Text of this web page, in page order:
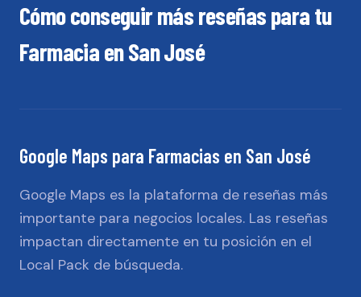
Cómo conseguir más reseñas para tu
FarmaciaenSan José
Google Maps para Farmacias en San José
Google Maps es la plataforma de reseñas más
importante para negocios locales. Las reseñas
impactan directamente en tu posición en el
Local Pack de búsqueda.